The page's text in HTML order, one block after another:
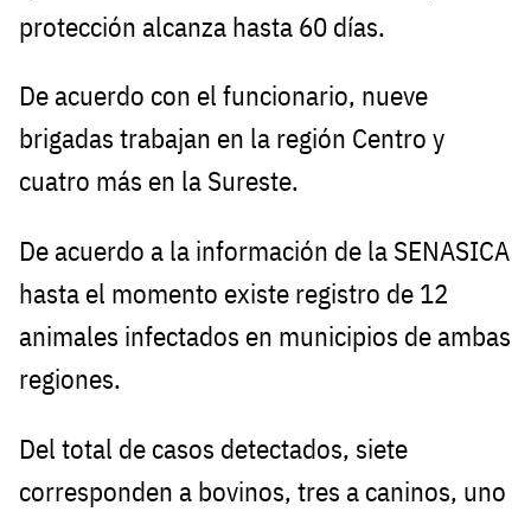
protección alcanza hasta 60 días.
De acuerdo con el funcionario, nueve
brigadas trabajan en la región Centro y
cuatro más en la Sureste.
De acuerdo a la información de la SENASICA
hasta el momento existe registro de 12
animales infectados en municipios de ambas
regiones.
Del total de casos detectados, siete
corresponden a bovinos, tres a caninos, uno